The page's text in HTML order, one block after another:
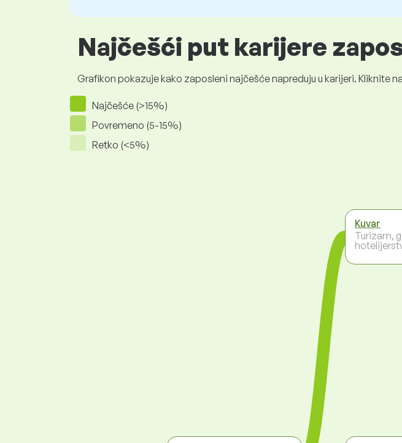
Najčešći put karijere
Grafikon pokazuje kako zaposleni najčešće napreduju u karijeri. Kliknite
Najčešće (>15%)
Povremeno (5-15%)
Retko (<5%)
Kuvar
Turizam,